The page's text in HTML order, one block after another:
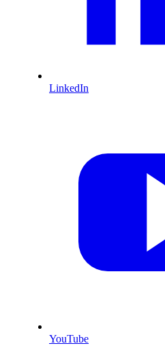
LinkedIn
YouTube